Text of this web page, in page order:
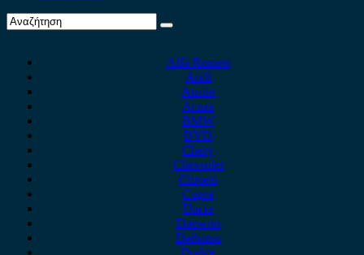
Alfa Romeo
Audi
Austin
Acura
BMW
BYD
Chery
Chevrolet
Citroen
Cupra
Dacia
Daewoo
Daihatsu
Dodge